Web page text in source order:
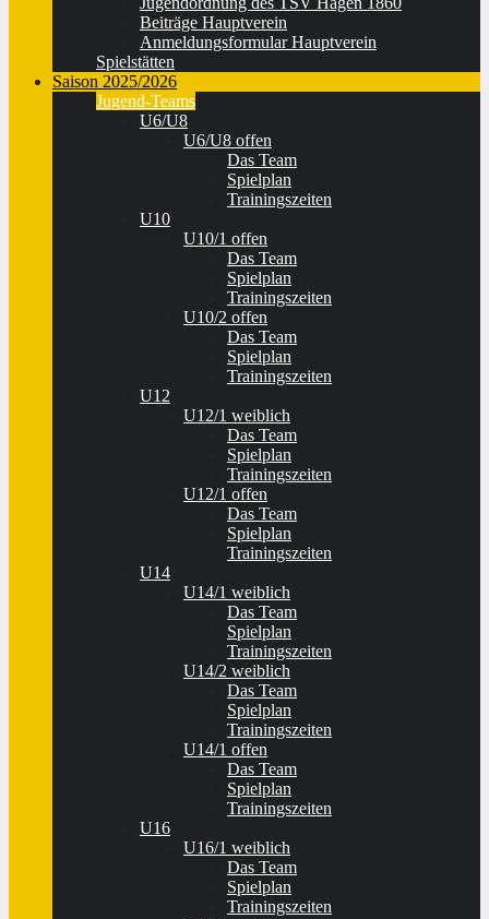
Beiträge Hauptverein
Anmeldungsformular Hauptverein
Spielstätten
Saison 2025/2026
Jugend-Teams
U6/U8
U6/U8 offen
Das Team
Spielplan
Trainingszeiten
U10
U10/1 offen
Das Team
Spielplan
Trainingszeiten
U10/2 offen
Das Team
Spielplan
Trainingszeiten
U12
U12/1 weiblich
Das Team
Spielplan
Trainingszeiten
U12/1 offen
Das Team
Spielplan
Trainingszeiten
U14
U14/1 weiblich
Das Team
Spielplan
Trainingszeiten
U14/2 weiblich
Das Team
Spielplan
Trainingszeiten
U14/1 offen
Das Team
Spielplan
Trainingszeiten
U16
U16/1 weiblich
Das Team
Spielplan
Trainingszeiten